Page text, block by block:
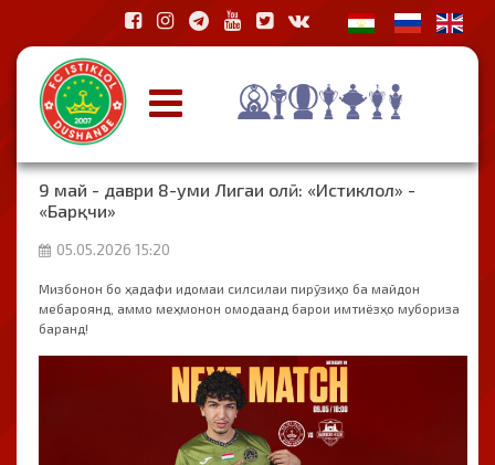
9 май - даври 8-уми Лигаи олӣ: «Истиклол» -
«Барқчи»
05.05.2026 15:20
Мизбонон бо ҳадафи идомаи силсилаи пирӯзиҳо ба майдон
мебароянд, аммо меҳмонон омодаанд барои имтиёзҳо мубориза
баранд!